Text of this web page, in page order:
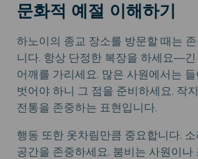
문화적 예절 이해하기
하노이의 종교 장소를 방문할 때는
니다. 항상 단정한 복장을 하세요—
어깨를 가리세요. 많은 사원에서는
벗어야 하니 그 점을 준비하세요. 작
전통을 존중하는 표현입니다.
행동 또한 옷차림만큼 중요합니다.
공간을 존중하세요. 붐비는 사원이나